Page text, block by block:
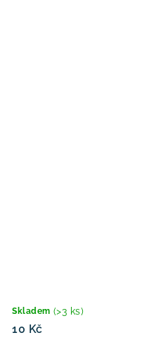
Skladem (>3 ks)
10 Kč